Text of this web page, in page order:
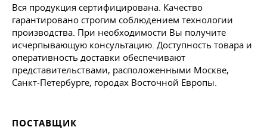
Вся продукция сертифицирована. Качество
гарантировано строгим соблюдением технологии
производства. При необходимости Вы получите
исчерпывающую консультацию. Доступность товара и
оперативность доставки обеспечивают
представительствами, расположенными Москве,
Санкт-Петербурге, городах Восточной Европы.
ПОСТАВЩИК